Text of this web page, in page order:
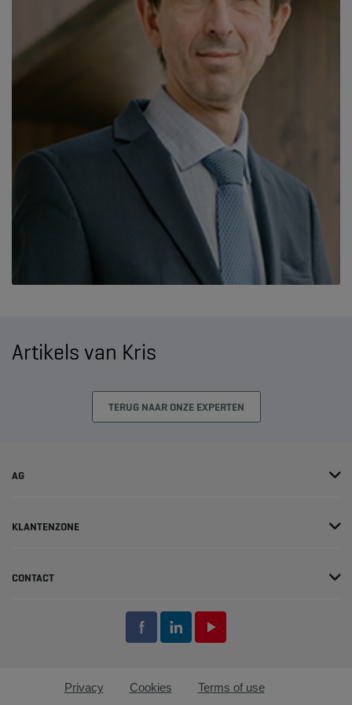
Artikels van Kris
TERUG NAAR ONZE EXPERTEN
AG
KLANTENZONE
CONTACT
Privacy Cookies Terms of use